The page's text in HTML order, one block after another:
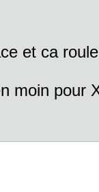
et ca
moin pour